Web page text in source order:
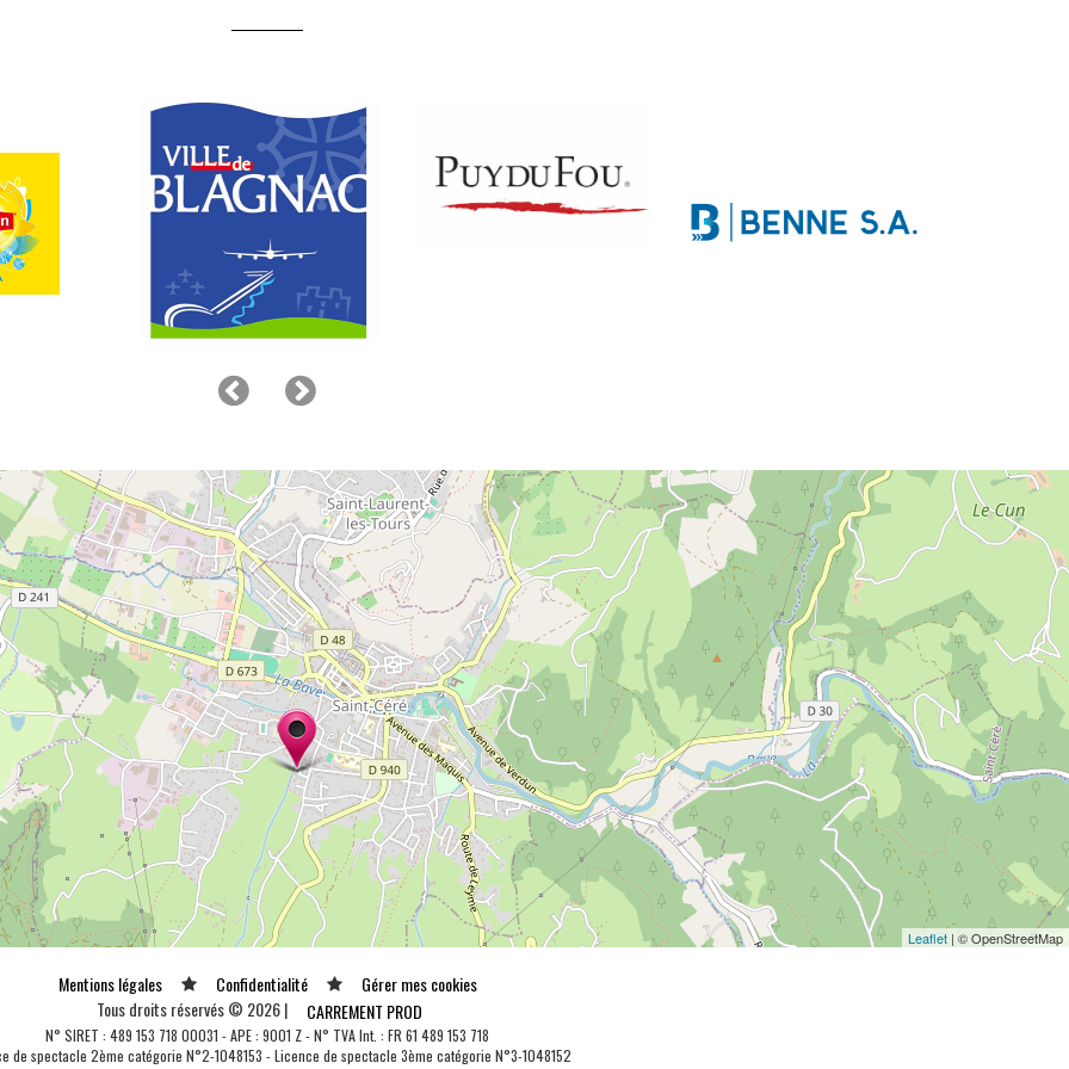
Leaflet | © OpenStreetMap
Mentions légales Confidentialité
Gérer mes cookies
Tous droits réservés © 2026 |
CARREMENT PROD
N° SIRET : 489 153 718 00031 - APE : 9001 Z - N° TVA Int. : FR 61 489 153 718
de spectacle 2ème catégorie N°2-1048153 - Licence de spectacle 3ème catégorie N°3-1048152